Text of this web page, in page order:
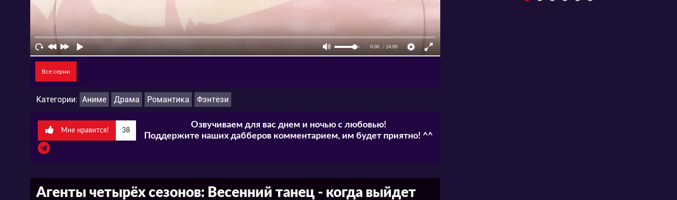
Все серии
Категории: Аниме Драма Романтика Фэнтези
Мне нравится! 38
Озвучиваем для вас днем и ночью с любовью!
Поддержите наших дабберов комментарием, им будет приятно! ^^
Агенты четырёх сезонов: Весенний танец - когда выйдет